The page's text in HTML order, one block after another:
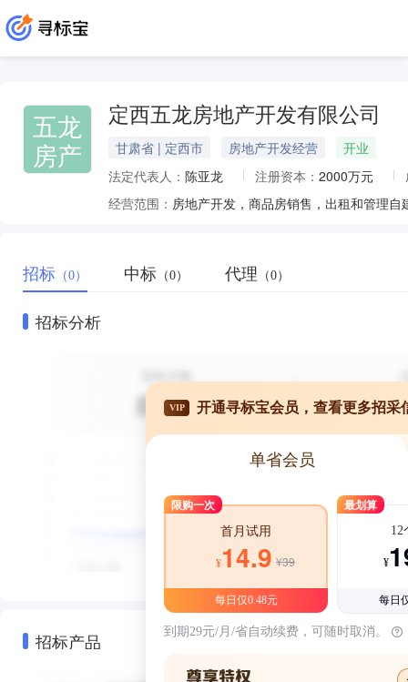
五龙
房产
定西五龙房地产开发有限公司
甘肃省 | 定西市 房地产开发经营
开业
法定代表人： 陈亚龙 注册资本： 2000万元
经营范围： 房地产开发，商品房销售，出租和管理
招标 （0） 中标 （0） 代理 （0）
招标分析
招标产品
VIP 开通寻标宝会员，查看更多招采
单省会员
限购一次
首月试用
¥14.9 ¥39
每日仅0.48元
最划算
12
¥
每日
到期29元/月/省自动续费，可随时取消。